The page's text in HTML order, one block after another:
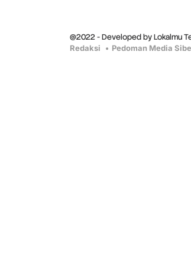
@2022 - Developed by Lokalmu
Redaksi Pedoman Media